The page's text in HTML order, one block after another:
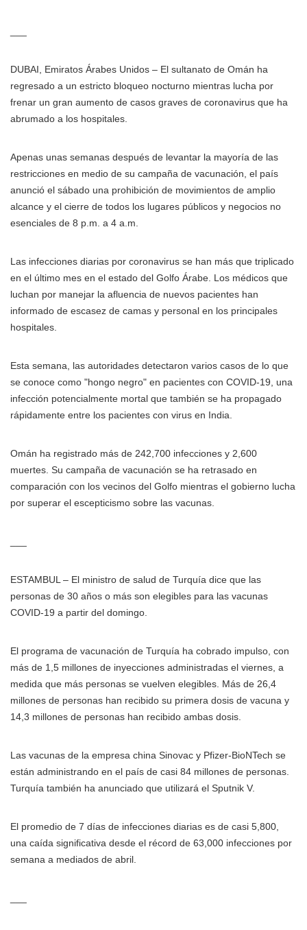
DUBAI, Emiratos Árabes Unidos – El sultanato de Omán ha
regresado a un estricto bloqueo nocturno mientras lucha por
frenar un gran aumento de casos graves de coronavirus que ha
abrumado a los hospitales.
Apenas unas semanas después de levantar la mayoría de las
restricciones en medio de su campaña de vacunación, el país
anunció el sábado una prohibición de movimientos de amplio
alcance y el cierre de todos los lugares públicos y negocios no
esenciales de 8 p.m. a 4 a.m.
Las infecciones diarias por coronavirus se han más que triplicado
en el último mes en el estado del Golfo Árabe. Los médicos que
luchan por manejar la afluencia de nuevos pacientes han
informado de escasez de camas y personal en los principales
hospitales.
Esta semana, las autoridades detectaron varios casos de lo que
se conoce como "hongo negro" en pacientes con COVID-19, una
infección potencialmente mortal que también se ha propagado
rápidamente entre los pacientes con virus en India.
Omán ha registrado más de 242,700 infecciones y 2,600
muertes. Su campaña de vacunación se ha retrasado en
comparación con los vecinos del Golfo mientras el gobierno lucha
por superar el escepticismo sobre las vacunas.
ESTAMBUL – El ministro de salud de Turquía dice que las
personas de 30 años o más son elegibles para las vacunas
COVID-19 a partir del domingo.
El programa de vacunación de Turquía ha cobrado impulso, con
más de 1,5 millones de inyecciones administradas el viernes, a
medida que más personas se vuelven elegibles. Más de 26,4
millones de personas han recibido su primera dosis de vacuna y
14,3 millones de personas han recibido ambas dosis.
Las vacunas de la empresa china Sinovac y Pfizer-BioNTech se
están administrando en el país de casi 84 millones de personas.
Turquía también ha anunciado que utilizará el Sputnik V.
El promedio de 7 días de infecciones diarias es de casi 5,800,
una caída significativa desde el récord de 63,000 infecciones por
semana a mediados de abril.